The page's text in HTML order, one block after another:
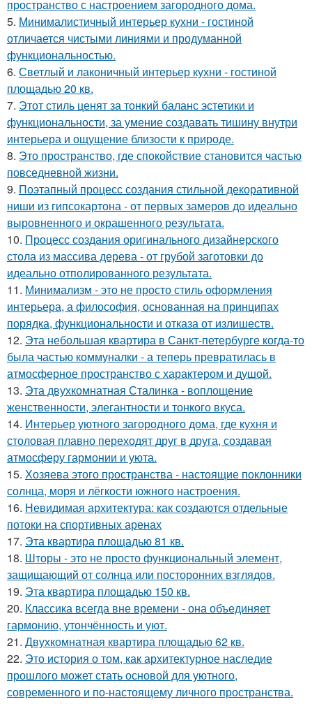
пространство с настроением загородного дома.
5. Минималистичный интерьер кухни - гостиной
отличается чистыми линиями и продуманной
функциональностью.
6. Светлый и лаконичный интерьер кухни - гостиной
площадью 20 кв.
7. Этот стиль ценят за тонкий баланс эстетики и
функциональности, за умение создавать тишину внутри
интерьера и ощущение близости к природе.
8. Это пространство, где спокойствие становится частью
повседневной жизни.
9. Поэтапный процесс создания стильной декоративной
ниши из гипсокартона - от первых замеров до идеально
выровненного и окрашенного результата.
10. Процесс создания оригинального дизайнерского
стола из массива дерева - от грубой заготовки до
идеально отполированного результата.
11. Минимализм - это не просто стиль оформления
интерьера, а философия, основанная на принципах
порядка, функциональности и отказа от излишеств.
12. Эта небольшая квартира в Санкт-петербурге когда-то
была частью коммуналки - а теперь превратилась в
атмосферное пространство с характером и душой.
13. Эта двухкомнатная Сталинка - воплощение
женственности, элегантности и тонкого вкуса.
14. Интерьер уютного загородного дома, где кухня и
столовая плавно переходят друг в друга, создавая
атмосферу гармонии и уюта.
15. Хозяева этого пространства - настоящие поклонники
солнца, моря и лёгкости южного настроения.
16. Невидимая архитектура: как создаются отдельные
потоки на спортивных аренах
17. Эта квартира площадью 81 кв.
18. Шторы - это не просто функциональный элемент,
защищающий от солнца или посторонних взглядов.
19. Эта квартира площадью 150 кв.
20. Классика всегда вне времени - она объединяет
гармонию, утончённость и уют.
21. Двухкомнатная квартира площадью 62 кв.
22. Это история о том, как архитектурное наследие
прошлого может стать основой для уютного,
современного и по-настоящему личного пространства.